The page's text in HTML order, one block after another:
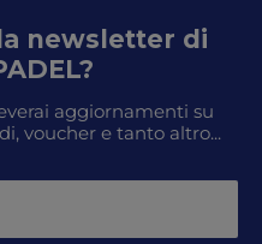
newsletter di
aggiornamenti su
voucher e tanto altro...